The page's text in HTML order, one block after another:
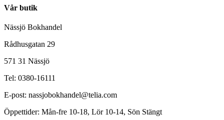
Vår butik
Nässjö Bokhandel
Rådhusgatan 29
571 31 Nässjö
Tel: 0380-16111
E-post: nassjobokhandel@telia.com
Öppettider: Mån-fre 10-18, Lör 10-14, Sön Stängt